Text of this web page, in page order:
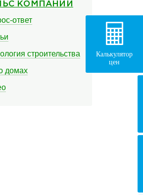
КОМПАНИИ
ответ
строительства
домах
Калькулятор
цен